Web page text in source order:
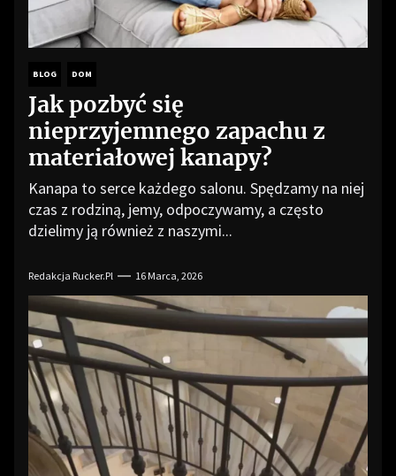
BLOG DOM
Jak pozbyć się
nieprzyjemnego zapachu z
materiałowej kanapy?
Kanapa to serce każdego salonu. Spędzamy na niej
czas z rodziną, jemy, odpoczywamy, a często
dzielimy ją również z naszymi...
Redakcja Rucker.pl 16 Marca, 2026